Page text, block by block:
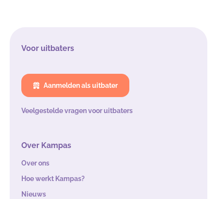
Voor uitbaters
Aanmelden als uitbater
Veelgestelde vragen voor uitbaters
Over Kampas
Over ons
Hoe werkt Kampas?
Nieuws